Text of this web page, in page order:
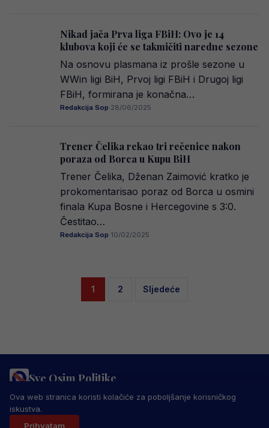
Nikad jača Prva liga FBiH: Ovo je 14
klubova koji će se takmičiti naredne sezone
Na osnovu plasmana iz prošle sezone u
WWin ligi BiH, Prvoj ligi FBiH i Drugoj ligi
FBiH, formirana je konačna…
Redakcija Sop·28/06/2025
Trener Čelika rekao tri rečenice nakon
poraza od Borca u Kupu BiH
Trener Čelika, Dženan Zaimović kratko je
prokomentarisao poraz od Borca u osmini
finala Kupa Bosne i Hercegovine s 3:0.
Čestitao…
Redakcija Sop·10/02/2025
Posts
1 2 Sljedeće
Sve Osim Politike
PRAVILA PRIVATNOSTIMARKETING USLOVI KORIŠTENJA
IMPRESSUM
© 2026 Sve Osim Politike. Sva prava zadržana.
Ova web stranica koristi kolačiće za poboljšanje korisničkog
iskustva.
Prihvatam